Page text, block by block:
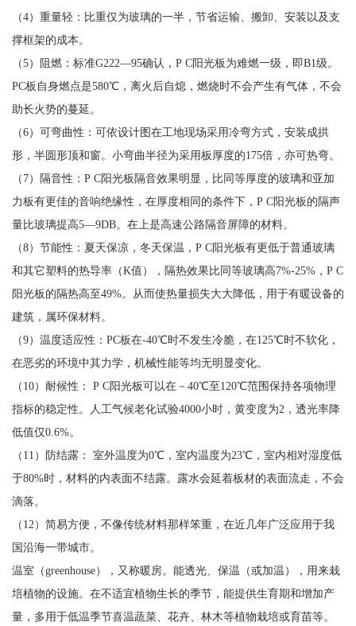
（4）重量轻：比重仅为玻璃的一半，节省运输、搬卸、安装以及支
撑框架的成本。
（5）阻燃：标准G222—95确认，P C阳光板为难燃一级，即B1级。
PC板自身燃点是580℃，离火后自熄，燃烧时不会产生有气体，不会
助长火势的蔓延。
（6）可弯曲性：可依设计图在工地现场采用冷弯方式，安装成拱
形，半圆形顶和窗。小弯曲半径为采用板厚度的175倍，亦可热弯。
（7）隔音性：P C阳光板隔音效果明显，比同等厚度的玻璃和亚加
力板有更佳的音响绝缘性，在厚度相同的条件下，P C阳光板的隔声
量比玻璃提高5—9DB。在上是高速公路隔音屏障的材料。
（8）节能性：夏天保凉，冬天保温，P C阳光板有更低于普通玻璃
和其它塑料的热导率（K值），隔热效果比同等玻璃高7%-25%，P C
阳光板的隔热高至49%。从而使热量损失大大降低，用于有暖设备的
建筑，属环保材料。
（9）温度适应性：PC板在-40℃时不发生冷脆，在125℃时不软化，
在恶劣的环境中其力学，机械性能等均无明显变化。
（10）耐候性： P C阳光板可以在－40℃至120℃范围保持各项物理
指标的稳定性。人工气候老化试验4000小时，黄变度为2，透光率降
低值仅0.6%。
（11）防结露： 室外温度为0℃，室内温度为23℃，室内相对湿度低
于80%时，材料的内表面不结露。露水会延着板材的表面流走，不会
滴落。
（12）简易方便，不像传统材料那样笨重，在近几年广泛应用于我
国沿海一带城市。
温室（greenhouse），又称暖房。能透光、保温（或加温），用来栽
培植物的设施。在不适宜植物生长的季节，能提供生育期和增加产
量，多用于低温季节喜温蔬菜、花卉、林木等植物栽培或育苗等。